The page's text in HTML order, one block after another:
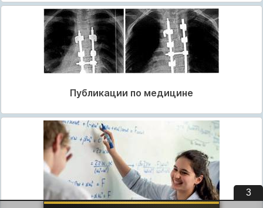
Публикации по медицине
2